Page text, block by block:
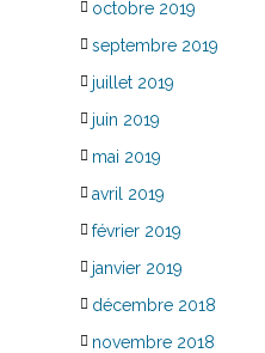
octobre 2019
septembre 2019
juillet 2019
juin 2019
mai 2019
avril 2019
février 2019
janvier 2019
décembre 2018
novembre 2018